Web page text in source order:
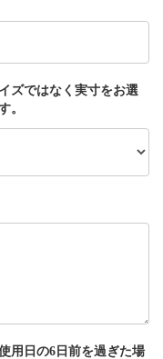
ズではなく実寸をお選
。
用日の6日前を過ぎた場